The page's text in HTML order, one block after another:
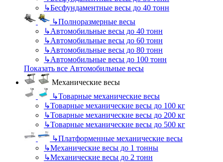
↳Бесфундаментные весы до 40 тонн
↳Полноразмерные весы
↳Автомобильные весы до 40 тонн
↳Автомобильные весы до 60 тонн
↳Автомобильные весы до 80 тонн
↳Автомобильные весы до 100 тонн
Показать все Автомобильные весы
Механические весы
↳Товарные механические весы
↳Товарные механические весы до 100 кг
↳Товарные механические весы до 200 кг
↳Товарные механические весы до 500 кг
↳Платформенные механические весы
↳Механические весы до 1 тонны
↳Механические весы до 2 тонн